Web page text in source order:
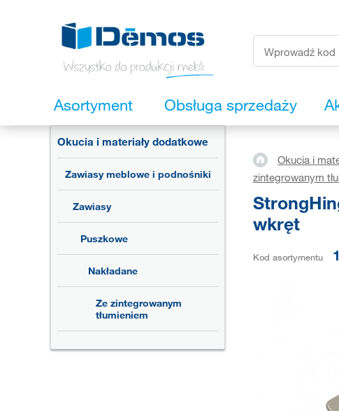
Asortyment Obsługa sprzedaży
Okucia i materiały dodatkowe
Zawiasy meblowe i podnośniki
Zawiasy
Puszkowe
Nakładane
Ze zintegrowanym
tłumieniem
Okucia i
zintegrowanym
wkręt
Kod asortymentu